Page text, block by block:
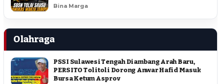
Bina Marga
Olahraga
PSSI Sulawesi Tengah Diambang Arah Baru,
PERSITO Tolitoli Dorong Anwar Hafid Masuk
Bursa Ketum Asprov